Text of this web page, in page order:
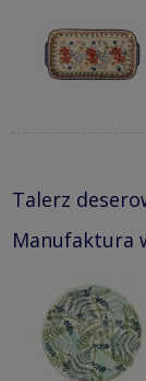
Talerz
Manufaktura